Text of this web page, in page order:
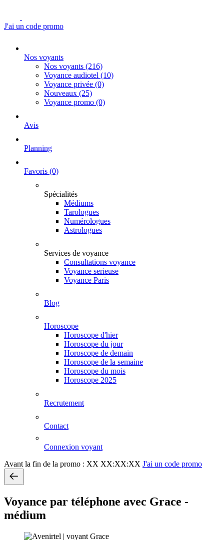
J'ai un code promo
Nos voyants
Nos voyants (216)
Voyance audiotel (10)
Voyance privée (0)
Nouveaux (25)
Voyance promo (0)
Avis
Planning
Favoris (0)
Spécialités
Médiums
Tarologues
Numérologues
Astrologues
Services de voyance
Consultations voyance
Voyance serieuse
Voyance Paris
Blog
Horoscope
Horoscope d'hier
Horoscope du jour
Horoscope de demain
Horoscope de la semaine
Horoscope du mois
Horoscope 2025
Recrutement
Contact
Connexion voyant
Avant la fin de la promo : XX XX:XX:XX J'ai un code promo
Voyance par téléphone avec Grace -
médium